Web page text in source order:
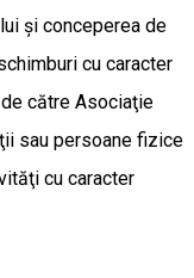
și conceperea de
cu caracter
către Asociaţie
sau persoane fizice
cu caracter